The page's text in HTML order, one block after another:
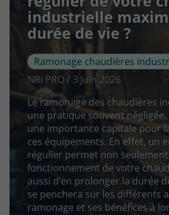
industrielle
durée de vie ?
Ramonage chaudières
NRI PRO / 3 Juin 2026
Le ramonage des chaudières
une pratique souvent
une importance capitale pour
ces équipements. En effet, un
régulier permet non
fonctionnement de votre
aussi d’en prolonger la durée
se penchera sur les différents
ramonage et ses bénéfices à